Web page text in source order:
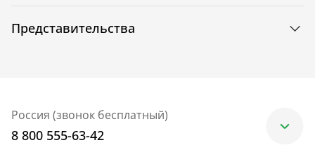
Представительства
Россия (звонок бесплатный)
8 800 555-63-42